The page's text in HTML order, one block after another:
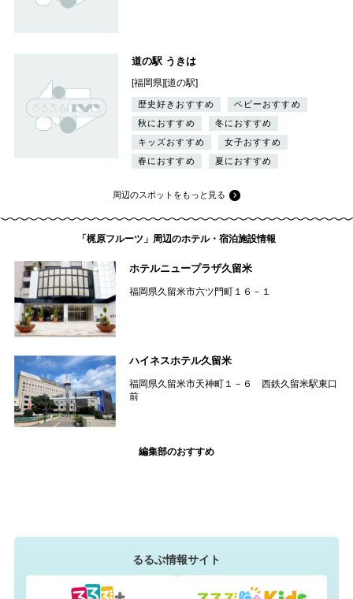
道の駅 うきは
[福岡県][道の駅]
歴史好きおすすめ
ベビーおすすめ
秋におすすめ
冬におすすめ
キッズおすすめ
女子おすすめ
春におすすめ
夏におすすめ
周辺のスポットをもっと見る
「梶原フルーツ」周辺のホテル・宿泊施設情報
ホテルニュープラザ久留米
福岡県久留米市六ツ門町１６－１
ハイネスホテル久留米
福岡県久留米市天神町１－６ 西鉄久留米駅東口
前
編集部のおすすめ
るるぶ情報サイト